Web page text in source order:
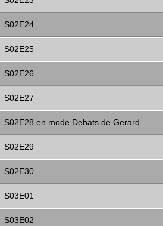
S02E24
S02E25
S02E26
S02E27
S02E28 en mode Debats de Gerard
S02E29
S02E30
S03E01
S03E02